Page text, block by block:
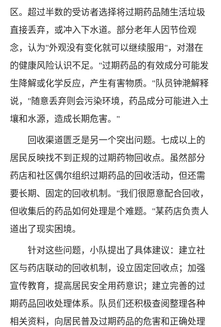
区。超过半数的受访者选择将过期药品随生活垃圾
直接丢弃，或冲入下水道。部分老年人因节俭观
念，认为"外观没有变化就可以继续服用"，对潜在
的健康风险认识不足。"过期药品的有效成分可能发
生降解或化学反应，产生有害物质。"队员钟滟解释
说，"随意丢弃则会污染环境，药品成分可能进入土
壤和水源，造成长期危害。"
回收渠道匮乏是另一个突出问题。七成以上的
居民反映找不到正规的过期药物回收点。虽然部分
药店和社区偶尔组织过期药品的回收活动，但还需
要长期、固定的回收机制。"我们很愿意配合回收，
但收集后的药品如何处理是个难题。"某药店负责人
道出了现实困境。
针对这些问题，小队提出了具体建议：建立社
区与药店联动的回收机制，设立固定回收点；加强
宣传教育，提高居民安全用药意识；建立完善的过
期药品回收处理体系。队员们还积极查阅整理各种
相关资料，向居民普及过期药品的危害和正确处理